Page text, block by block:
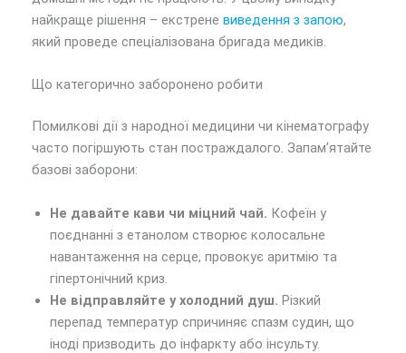
найкраще рішення – екстрене виведення з запою,
який проведе спеціалізована бригада медиків.
Що категорично заборонено робити
Помилкові дії з народної медицини чи кінематографу
часто погіршують стан постраждалого. Запам’ятайте
базові заборони:
Не давайте кави чи міцний чай. Кофеїн у
поєднанні з етанолом створює колосальне
навантаження на серце, провокує аритмію та
гіпертонічний криз.
Не відправляйте у холодний душ. Різкий
перепад температур спричиняє спазм судин, що
іноді призводить до інфаркту або інсульту.